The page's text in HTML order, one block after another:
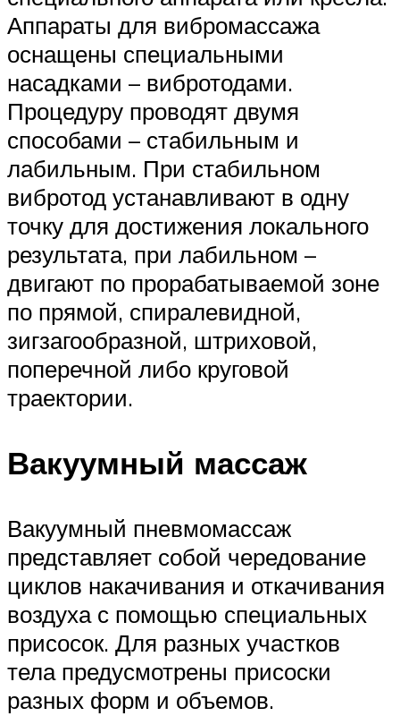
Аппараты для вибромассажа
оснащены специальными
насадками – вибротодами.
Процедуру проводят двумя
способами – стабильным и
лабильным. При стабильном
вибротод устанавливают в одну
точку для достижения локального
результата, при лабильном –
двигают по прорабатываемой зоне
по прямой, спиралевидной,
зигзагообразной, штриховой,
поперечной либо круговой
траектории.
Вакуумный массаж
Вакуумный пневмомассаж
представляет собой чередование
циклов накачивания и откачивания
воздуха с помощью специальных
присосок. Для разных участков
тела предусмотрены присоски
разных форм и объемов.